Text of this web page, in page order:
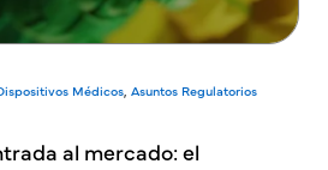
Médicos, Asuntos Regulatorios
al mercado: el